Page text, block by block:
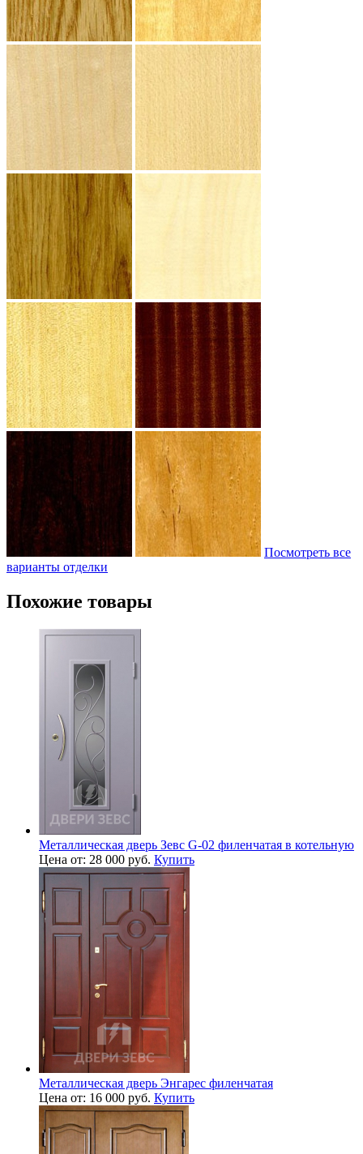
Посмотреть все
варианты отделки
Похожие товары
Металлическая дверь Зевс G-02 филенчатая в котельную
Цена от: 28 000 руб. Купить
Металлическая дверь Энгарес филенчатая
Цена от: 16 000 руб. Купить